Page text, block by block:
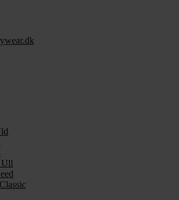
Ull